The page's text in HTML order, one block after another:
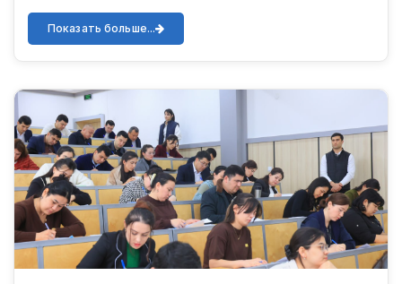
студентов 1 курса направления «...
Показать больше...